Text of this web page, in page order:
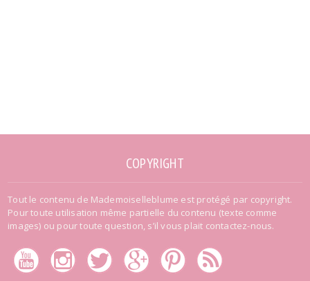
COPYRIGHT
Tout le contenu de Mademoiselleblume est protégé par copyright.
Pour toute utilisation même partielle du contenu (texte comme
images) ou pour toute question, s’il vous plait contactez-nous.